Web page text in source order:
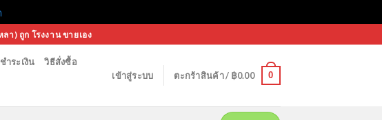
า) ถูก โรงงาน ขายเอง
ำระเงิน วิธีสั่งซื้อ
เข้าสู่ระบบ ตะกร้าสินค้า / ฿0.00 0